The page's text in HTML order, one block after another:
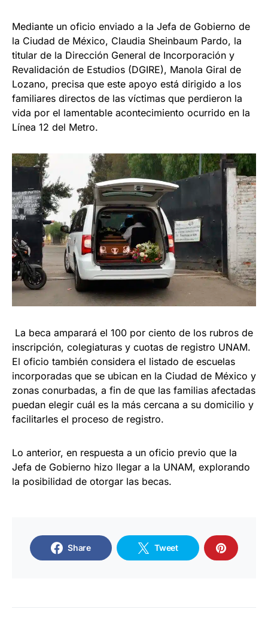
Mediante un oficio enviado a la Jefa de Gobierno de
la Ciudad de México, Claudia Sheinbaum Pardo, la
titular de la Dirección General de Incorporación y
Revalidación de Estudios (DGIRE), Manola Giral de
Lozano, precisa que este apoyo está dirigido a los
familiares directos de las víctimas que perdieron la
vida por el lamentable acontecimiento ocurrido en la
Línea 12 del Metro.
La beca amparará el 100 por ciento de los rubros de
inscripción, colegiaturas y cuotas de registro UNAM.
El oficio también considera el listado de escuelas
incorporadas que se ubican en la Ciudad de México y
zonas conurbadas, a fin de que las familias afectadas
puedan elegir cuál es la más cercana a su domicilio y
facilitarles el proceso de registro.
Lo anterior, en respuesta a un oficio previo que la
Jefa de Gobierno hizo llegar a la UNAM, explorando
la posibilidad de otorgar las becas.
Share Tweet